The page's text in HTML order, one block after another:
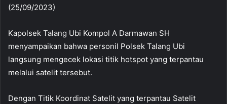
(25/09/2023)
Kapolsek Talang Ubi Kompol A Darmawan SH
menyampaikan bahwa personil Polsek Talang Ubi
langsung mengecek lokasi titik hotspot yang terpantau
melalui satelit tersebut.
Dengan Titik Koordinat Satelit yang terpantau Satelit